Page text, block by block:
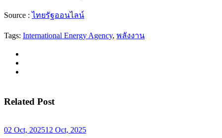
Source :ไทยรัฐออนไลน์
Tags: International Energy Agency, พลังงาน
Related Post
02 Oct, 202512 Oct, 2025